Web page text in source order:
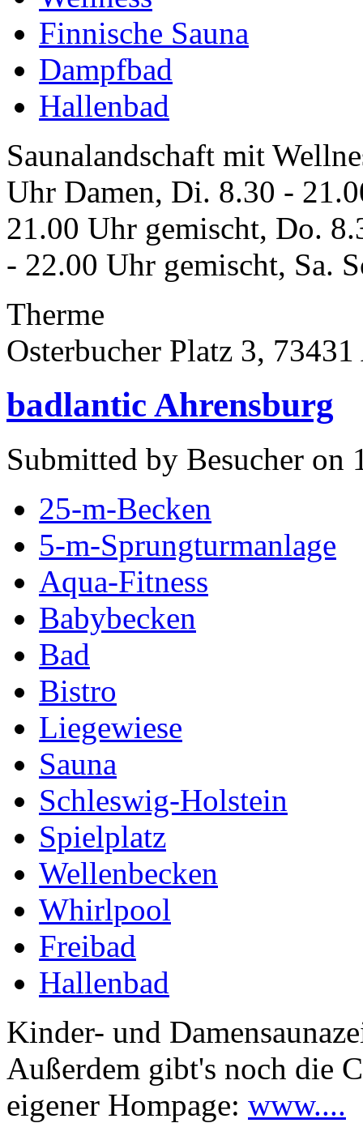
Finnische Sauna
Dampfbad
Hallenbad
Saunalandschaft mit
Uhr Damen, Di. 8.30 -
21.00 Uhr gemischt, Do.
- 22.00 Uhr gemischt, Sa.
Therme
Osterbucher Platz 3,
badlantic Ahrensburg
Submitted by Besucher on
25-m-Becken
5-m-Sprungturmanlage
Aqua-Fitness
Babybecken
Bad
Bistro
Liegewiese
Sauna
Schleswig-Holstein
Spielplatz
Wellenbecken
Whirlpool
Freibad
Hallenbad
Kinder- und
Außerdem gibt's noch die
eigener Hompage: www....